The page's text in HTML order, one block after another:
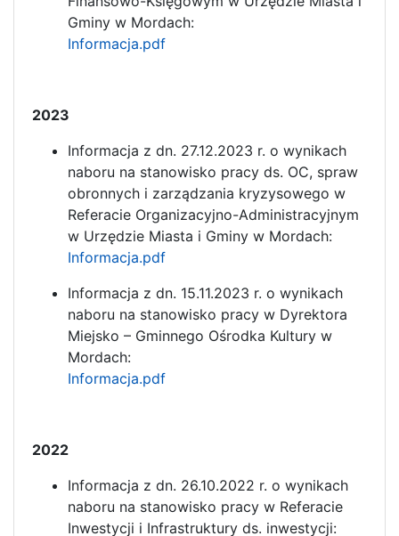
Gminy w Mordach:
Informacja.pdf
2023
Informacja z dn. 27.12.2023 r. o wynikach
naboru na stanowisko pracy ds. OC, spraw
obronnych i zarządzania kryzysowego w
Referacie Organizacyjno-Administracyjnym
w Urzędzie Miasta i Gminy w Mordach:
Informacja.pdf
Informacja z dn. 15.11.2023 r. o wynikach
naboru na stanowisko pracy w Dyrektora
Miejsko – Gminnego Ośrodka Kultury w
Mordach:
Informacja.pdf
2022
Informacja z dn. 26.10.2022 r. o wynikach
naboru na stanowisko pracy w Referacie
Inwestycji i Infrastruktury ds. inwestycji: